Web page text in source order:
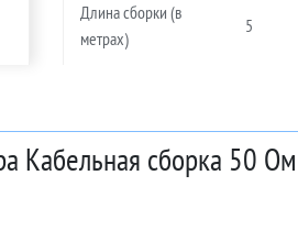
Длина сборки (в
метрах)
5
Кабельная сборка 50